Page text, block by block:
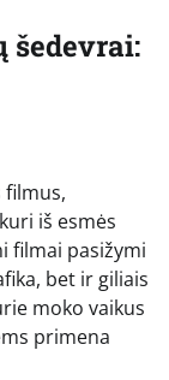
šedevrai:
filmus,
iš esmės
filmai pasižymi
bet ir giliais
moko vaikus
primena